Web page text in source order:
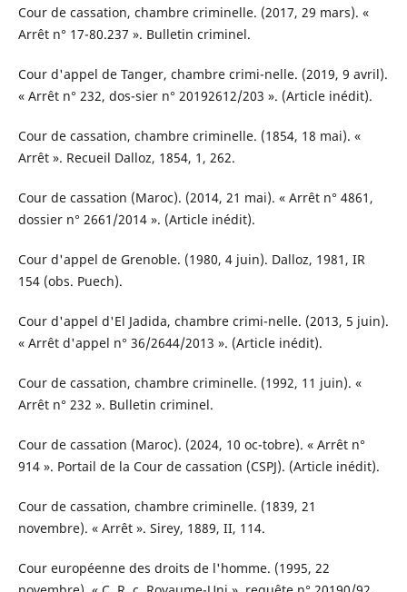
Cour de cassation, chambre criminelle. (2017, 29 mars). «
Arrêt n° 17-80.237 ». Bulletin criminel.
Cour d'appel de Tanger, chambre crimi-nelle. (2019, 9 avril).
« Arrêt n° 232, dos-sier n° 20192612/203 ». (Article inédit).
Cour de cassation, chambre criminelle. (1854, 18 mai). «
Arrêt ». Recueil Dalloz, 1854, 1, 262.
Cour de cassation (Maroc). (2014, 21 mai). « Arrêt n° 4861,
dossier n° 2661/2014 ». (Article inédit).
Cour d'appel de Grenoble. (1980, 4 juin). Dalloz, 1981, IR
154 (obs. Puech).
Cour d'appel d'El Jadida, chambre crimi-nelle. (2013, 5 juin).
« Arrêt d'appel n° 36/2644/2013 ». (Article inédit).
Cour de cassation, chambre criminelle. (1992, 11 juin). «
Arrêt n° 232 ». Bulletin criminel.
Cour de cassation (Maroc). (2024, 10 oc-tobre). « Arrêt n°
914 ». Portail de la Cour de cassation (CSPJ). (Article inédit).
Cour de cassation, chambre criminelle. (1839, 21
novembre). « Arrêt ». Sirey, 1889, II, 114.
Cour européenne des droits de l'homme. (1995, 22